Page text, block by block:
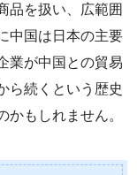
品を扱い、広範囲
中国は日本の主要
業が中国との貿易
ら続くという歴史
かもしれません。